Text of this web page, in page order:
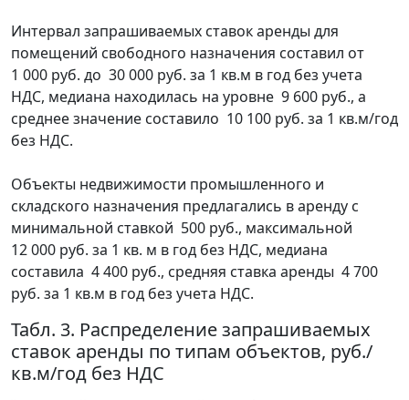
Интервал запрашиваемых ставок аренды для
помещений свободного назначения составил от
1 000 руб. до 30 000 руб. за 1 кв.м в год без учета
НДС, медиана находилась на уровне 9 600 руб., а
среднее значение составило 10 100 руб. за 1 кв.м/год
без НДС.
Объекты недвижимости промышленного и
складского назначения предлагались в аренду с
минимальной ставкой 500 руб., максимальной
12 000 руб. за 1 кв. м в год без НДС, медиана
составила 4 400 руб., средняя ставка аренды 4 700
руб. за 1 кв.м в год без учета НДС.
Табл. 3. Распределение запрашиваемых
ставок аренды по типам объектов, руб./
кв.м/год без НДС